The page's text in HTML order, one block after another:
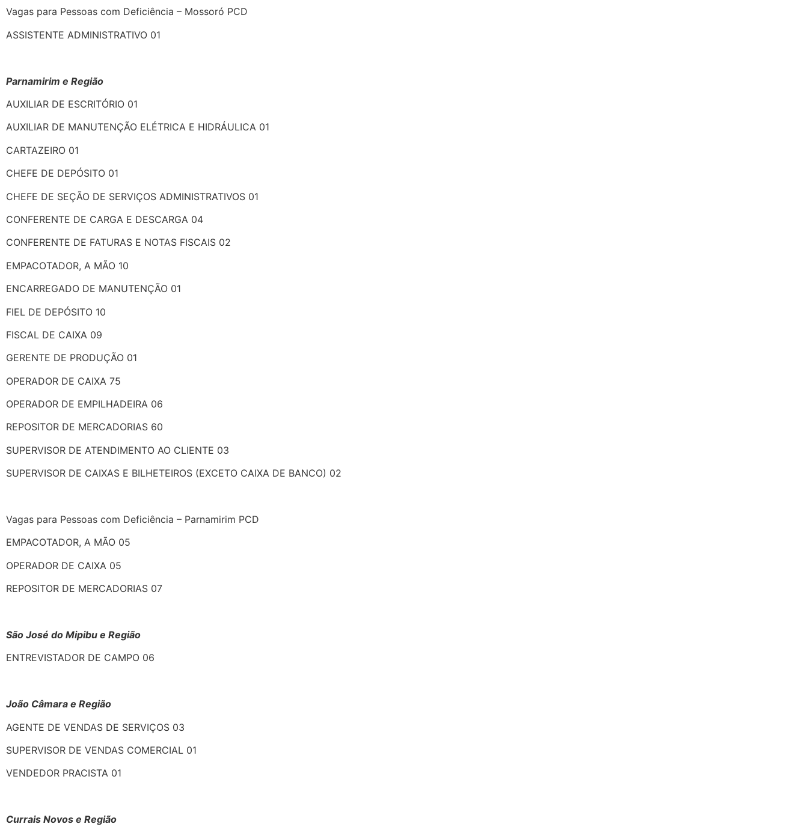
Vagas para Pessoas com Deficiência – Mossoró PCD
ASSISTENTE ADMINISTRATIVO 01
Parnamirim e Região
AUXILIAR DE ESCRITÓRIO 01
AUXILIAR DE MANUTENÇÃO ELÉTRICA E HIDRÁULICA 01
CARTAZEIRO 01
CHEFE DE DEPÓSITO 01
CHEFE DE SEÇÃO DE SERVIÇOS ADMINISTRATIVOS 01
CONFERENTE DE CARGA E DESCARGA 04
CONFERENTE DE FATURAS E NOTAS FISCAIS 02
EMPACOTADOR, A MÃO 10
ENCARREGADO DE MANUTENÇÃO 01
FIEL DE DEPÓSITO 10
FISCAL DE CAIXA 09
GERENTE DE PRODUÇÃO 01
OPERADOR DE CAIXA 75
OPERADOR DE EMPILHADEIRA 06
REPOSITOR DE MERCADORIAS 60
SUPERVISOR DE ATENDIMENTO AO CLIENTE 03
SUPERVISOR DE CAIXAS E BILHETEIROS (EXCETO CAIXA DE BANCO) 02
Vagas para Pessoas com Deficiência – Parnamirim PCD
EMPACOTADOR, A MÃO 05
OPERADOR DE CAIXA 05
REPOSITOR DE MERCADORIAS 07
São José do Mipibu e Região
ENTREVISTADOR DE CAMPO 06
João Câmara e Região
AGENTE DE VENDAS DE SERVIÇOS 03
SUPERVISOR DE VENDAS COMERCIAL 01
VENDEDOR PRACISTA 01
Currais Novos e Região